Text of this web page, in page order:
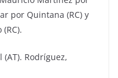
por Quintana (RC) y
Rodríguez,